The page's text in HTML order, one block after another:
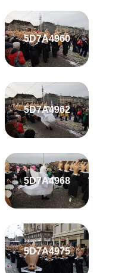
5D7A4960
5D7A4962
5D7A4968
5D7A4975